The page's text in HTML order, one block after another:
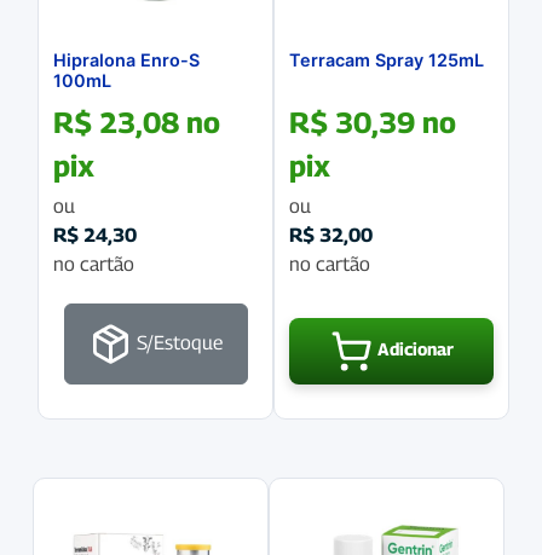
Hipralona Enro-S
100mL
R$ 23,08 no
pix
ou
R$ 24,30
no cartão
S/Estoque
Terracam Spray 125mL
R$ 30,39 no
pix
ou
R$ 32,00
no cartão
Adicionar